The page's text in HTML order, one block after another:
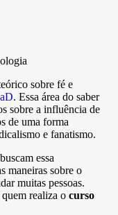
sobre fé e
. Essa área do saber
sobre a influência de
de uma forma
e fanatismo.
essa
maneiras sobre o
muitas pessoas.
realiza o curso